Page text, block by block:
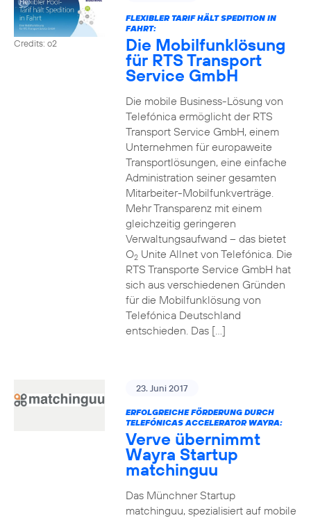
Credits: o2
FLEXIBLER TARIF HÄLT SPEDITION IN
FAHRT:
Die Mobilfunklösung
für RTS Transport
Service GmbH
Die mobile Business-Lösung von
Telefónica ermöglicht der RTS
Transport Service GmbH, einem
Unternehmen für europaweite
Transportlösungen, eine einfache
Administration seiner gesamten
Mitarbeiter-Mobilfunkverträge.
Mehr Transparenz mit einem
gleichzeitig geringeren
Verwaltungsaufwand – das bietet
O2Unite Allnet von Telefónica. Die
RTS Transporte Service GmbH hat
sich aus verschiedenen Gründen
für die Mobilfunklösung von
Telefónica Deutschland
entschieden. Das […]
23. Juni 2017
ERFOLGREICHE FÖRDERUNG DURCH
TELEFÓNICAS ACCELERATOR WAYRA:
Verve übernimmt
Wayra Startup
matchinguu
Das Münchner Startup
matchinguu, spezialisiert auf mobile